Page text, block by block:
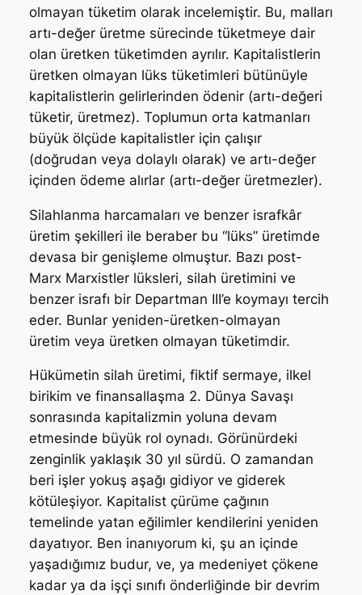
olmayan tüketim olarak incelemiştir. Bu, malları
artı-değer üretme sürecinde tüketmeye dair
olan üretken tüketimden ayrılır. Kapitalistlerin
üretken olmayan lüks tüketimleri bütünüyle
kapitalistlerin gelirlerinden ödenir (artı-değeri
tüketir, üretmez). Toplumun orta katmanları
büyük ölçüde kapitalistler için çalışır
(doğrudan veya dolaylı olarak) ve artı-değer
içinden ödeme alırlar (artı-değer üretmezler).
Silahlanma harcamaları ve benzer israfkâr
üretim şekilleri ile beraber bu “lüks” üretimde
devasa bir genişleme olmuştur. Bazı post-
Marx Marxistler lüksleri, silah üretimini ve
benzer israfı bir Departman III’e koymayı tercih
eder. Bunlar yeniden-üretken-olmayan
üretim veya üretken olmayan tüketimdir.
Hükümetin silah üretimi, fiktif sermaye, ilkel
birikim ve finansallaşma 2. Dünya Savaşı
sonrasında kapitalizmin yoluna devam
etmesinde büyük rol oynadı. Görünürdeki
zenginlik yaklaşık 30 yıl sürdü. O zamandan
beri işler yokuş aşağı gidiyor ve giderek
kötüleşiyor. Kapitalist çürüme çağının
temelinde yatan eğilimler kendilerini yeniden
dayatıyor. Ben inanıyorum ki, şu an içinde
yaşadığımız budur, ve, ya medeniyet çökene
kadar ya da işçi sınıfı önderliğinde bir devrim